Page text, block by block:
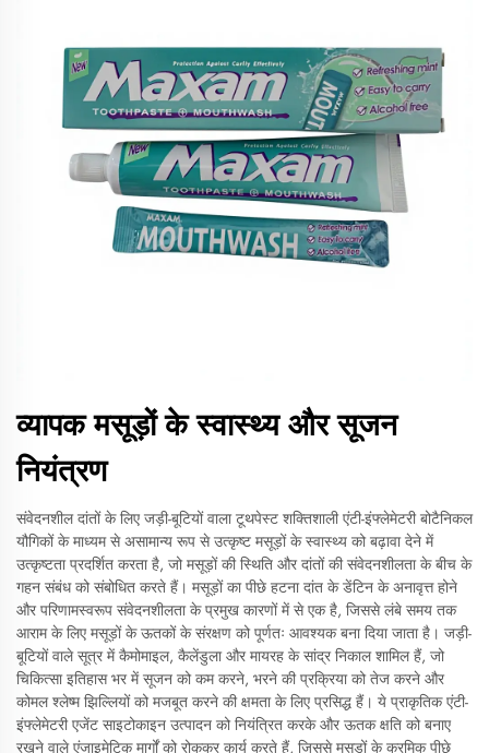
व्यापक मसूड़ों के स्वास्थ्य और सूजन
नियंत्रण
संवेदनशील दांतों के लिए जड़ी-बूटियों वाला टूथपेस्ट शक्तिशाली एंटी-इंफ्लेमेटरी बोटैनिकल
यौगिकों के माध्यम से असामान्य रूप से उत्कृष्ट मसूड़ों के स्वास्थ्य को बढ़ावा देने में
उत्कृष्टता प्रदर्शित करता है, जो मसूड़ों की स्थिति और दांतों की संवेदनशीलता के बीच के
गहन संबंध को संबोधित करते हैं। मसूड़ों का पीछे हटना दांत के डेंटिन के अनावृत्त होने
और परिणामस्वरूप संवेदनशीलता के प्रमुख कारणों में से एक है, जिससे लंबे समय तक
आराम के लिए मसूड़ों के ऊतकों के संरक्षण को पूर्णतः आवश्यक बना दिया जाता है। जड़ी-
बूटियों वाले सूत्र में कैमोमाइल, कैलेंडुला और मायरह के सांद्र निकाल शामिल हैं, जो
चिकित्सा इतिहास भर में सूजन को कम करने, भरने की प्रक्रिया को तेज करने और
कोमल श्लेष्म झिल्लियों को मजबूत करने की क्षमता के लिए प्रसिद्ध हैं। ये प्राकृतिक एंटी-
इंफ्लेमेटरी एजेंट साइटोकाइन उत्पादन को नियंत्रित करके और ऊतक क्षति को बनाए
रखने वाले एंजाइमेटिक मार्गों को रोककर कार्य करते हैं, जिससे मसूड़ों के क्रमिक पीछे